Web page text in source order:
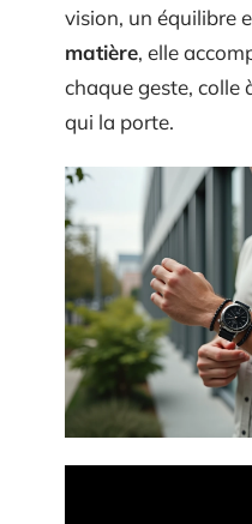
vision, un équilibre
matière, elle
chaque geste, colle
qui la porte.